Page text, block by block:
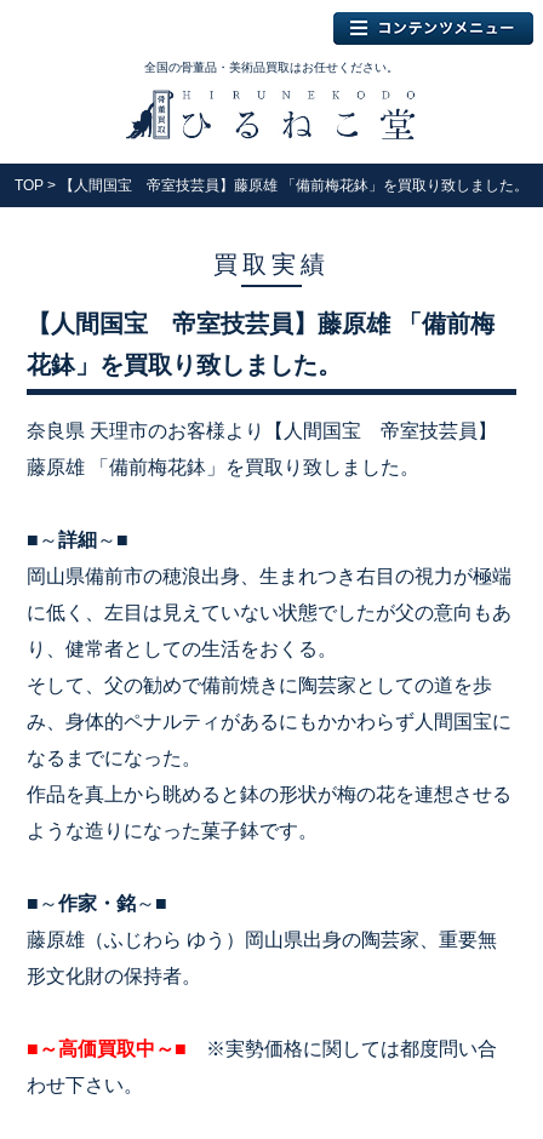
全国の骨董品・美術品買取はお任せください。
TOP > 【人間国宝 帝室技芸員】藤原雄 「備前梅花鉢」を買取り致しました。
買取実績
【人間国宝 帝室技芸員】藤原雄 「備前梅
花鉢」を買取り致しました。
奈良県 天理市のお客様より【人間国宝 帝室技芸員】
藤原雄 「備前梅花鉢」を買取り致しました。
■～詳細 ～■
岡山県備前市の穂浪出身、生まれつき右目の視力が極端
に低く、左目は見えていない状態でしたが父の意向もあ
り、健常者としての生活をおくる。
そして、父の勧めで備前焼きに陶芸家としての道を歩
み、身体的ペナルティがあるにもかかわらず人間国宝に
なるまでになった。
作品を真上から眺めると鉢の形状が梅の花を連想させる
ような造りになった菓子鉢です。
■～作家・銘～■
藤原雄（ふじわら ゆう）岡山県出身の陶芸家、重要無
形文化財の保持者。
■～高価買取中～■ ※実勢価格に関しては都度問い合
わせ下さい。